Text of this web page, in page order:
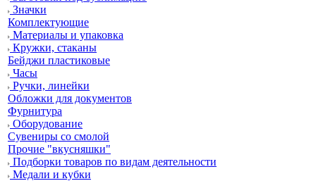
Значки
Комплектующие
Материалы и упаковка
Кружки, стаканы
Бейджи пластиковые
Часы
Ручки, линейки
Обложки для документов
Фурнитура
Оборудование
Сувениры со смолой
Прочие "вкусняшки"
Подборки товаров по видам деятельности
Медали и кубки